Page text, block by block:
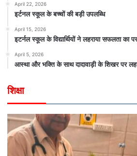
April 22, 2026
इर्टनल स्कूल के बच्चों की बड़ी उपलब्धि
April 15, 2026
इटर्नल स्कूल के विद्यार्थियों ने लहराया सफलता का
April 5, 2026
आस्था और भक्ति के साथ दादावाड़ी के शिखर पर
शिक्षा